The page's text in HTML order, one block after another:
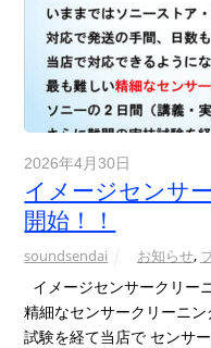
2026年4月30日
イメージセンサ
開始！！
soundsendai お知らせ,
イメージセンサークリー
精細なセンサークリーニ
試験を経て当店で センサ